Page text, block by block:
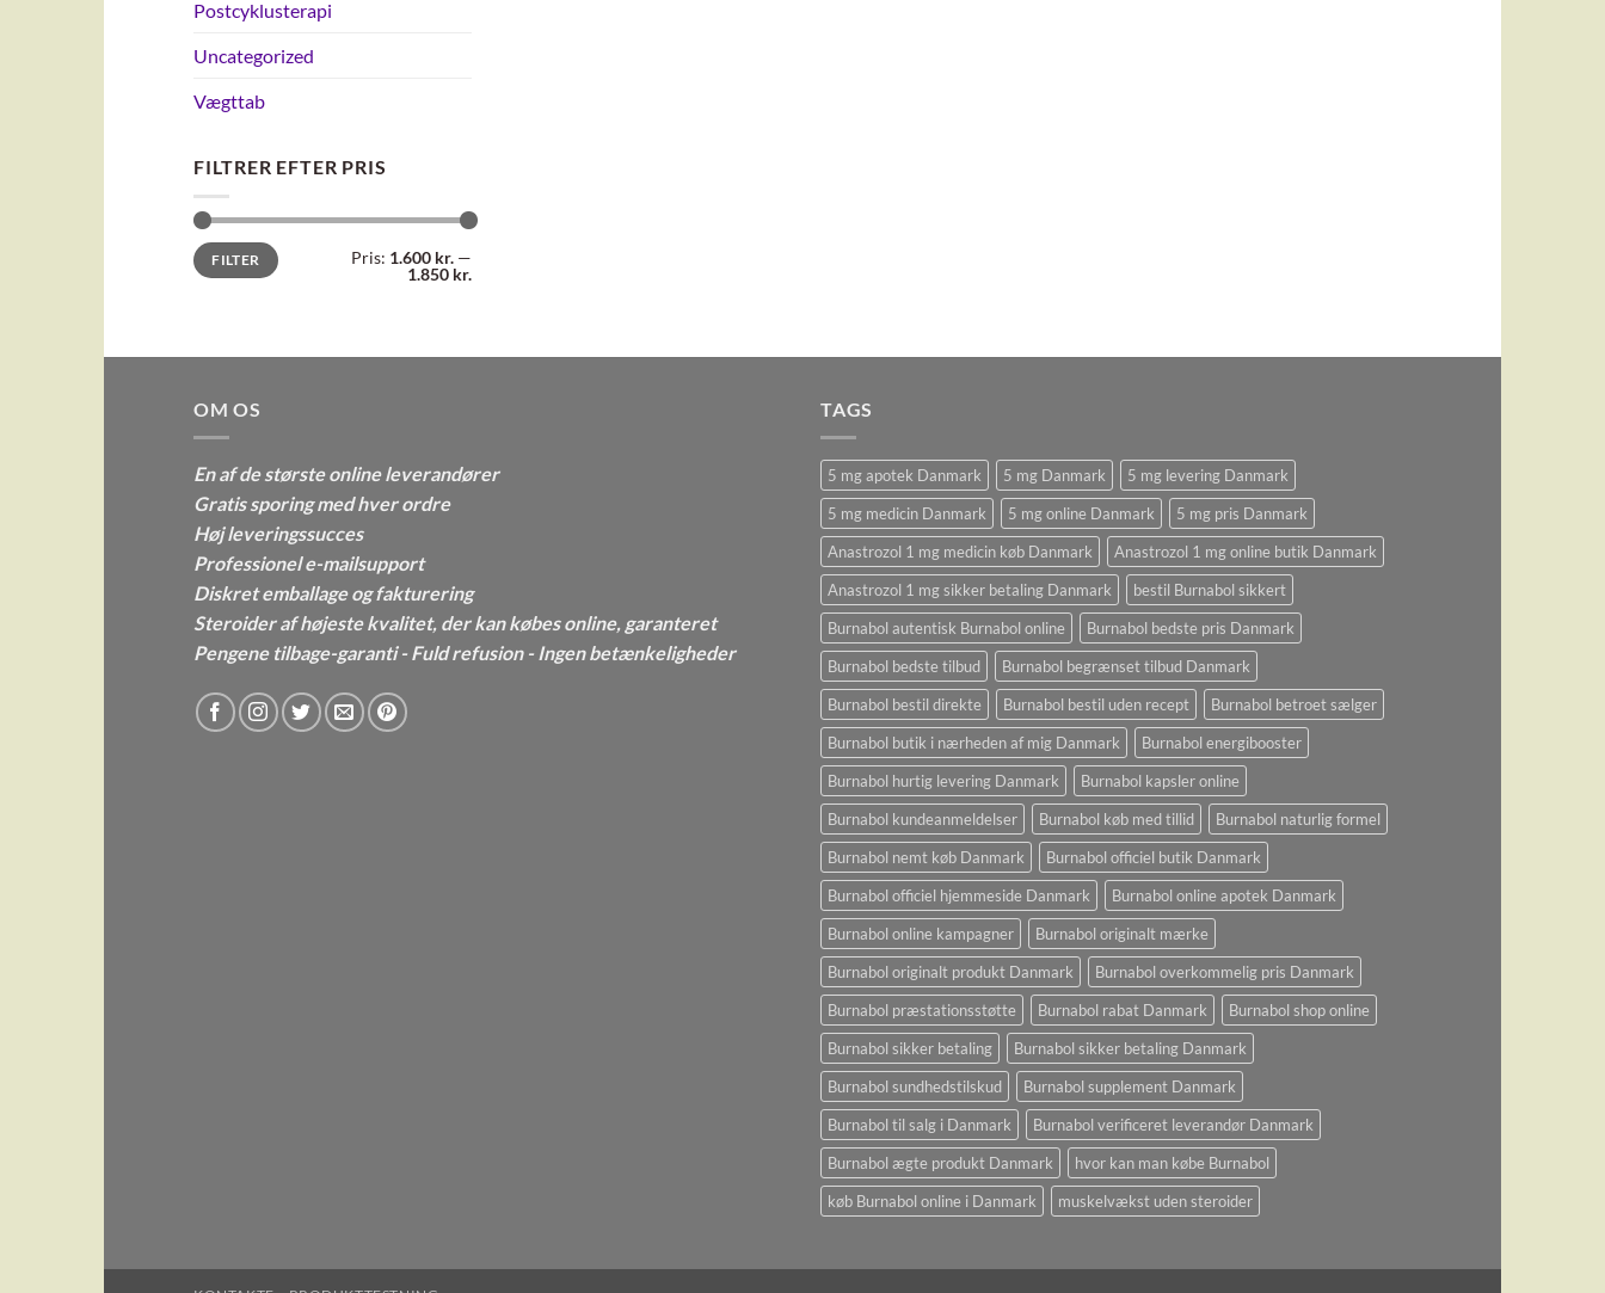
Postcyklusterapi
Uncategorized
Vægttab
FILTRER EFTER PRIS
Mindste
pris
Højeste
prisFILTER Pris: 1.600 kr.—
1.850 kr.
OM OS
En af de største online leverandører
Gratis sporing med hver ordre
Høj leveringssucces
Professionel e-mailsupport
Diskret emballage og fakturering
Steroider af højeste kvalitet, der kan købes online, garanteret
Pengene tilbage-garanti - Fuld refusion - Ingen betænkeligheder
TAGS
5 mg apotek Danmark 5 mg Danmark
5 mg levering Danmark
5 mg medicin Danmark
5 mg online Danmark
5 mg pris Danmark
Anastrozol 1 mg medicin køb Danmark
Anastrozol 1 mg online butik Danmark
Anastrozol 1 mg sikker betaling Danmark
bestil Burnabol sikkert
Burnabol autentisk Burnabol online
Burnabol bedste pris Danmark
Burnabol bedste tilbud
Burnabol begrænset tilbud Danmark
Burnabol bestil direkte
Burnabol bestil uden recept
Burnabol betroet sælger
Burnabol butik i nærheden af ​​mig Danmark
Burnabol energibooster
Burnabol hurtig levering Danmark
Burnabol kapsler online
Burnabol kundeanmeldelser
Burnabol køb med tillid
Burnabol naturlig formel
Burnabol nemt køb Danmark
Burnabol officiel butik Danmark
Burnabol officiel hjemmeside Danmark
Burnabol online apotek Danmark
Burnabol online kampagner
Burnabol originalt mærke
Burnabol originalt produkt Danmark
Burnabol overkommelig pris Danmark
Burnabol præstationsstøtte
Burnabol rabat Danmark
Burnabol shop online
Burnabol sikker betaling
Burnabol sikker betaling Danmark
Burnabol sundhedstilskud
Burnabol supplement Danmark
Burnabol til salg i Danmark
Burnabol verificeret leverandør Danmark
Burnabol ægte produkt Danmark
hvor kan man købe Burnabol
køb Burnabol online i Danmark
muskelvækst uden steroider